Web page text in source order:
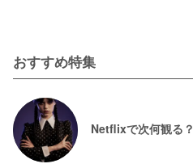
おすすめ特集
Netflixで次何観る？